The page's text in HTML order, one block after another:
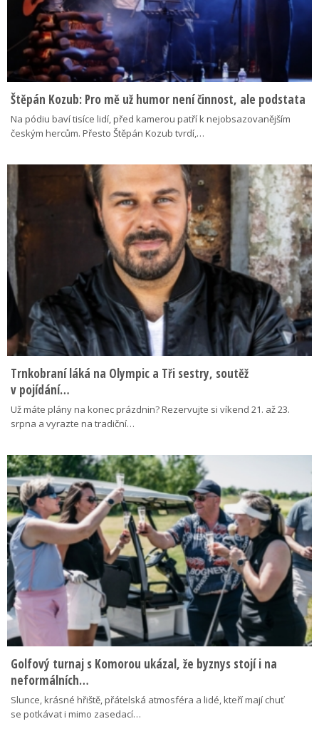
Štěpán Kozub: Pro mě už humor není činnost, ale podstata
Na pódiu baví tisíce lidí, před kamerou patří k nejobsazovanějším
českým hercům. Přesto Štěpán Kozub tvrdí,…
Trnkobraní láká na Olympic a Tři sestry, soutěž
v pojídání…
Už máte plány na konec prázdnin? Rezervujte si víkend 21. až 23.
srpna a vyrazte na tradiční…
Golfový turnaj s Komorou ukázal, že byznys stojí i na
neformálních…
Slunce, krásné hřiště, přátelská atmosféra a lidé, kteří mají chuť
se potkávat i mimo zasedací…